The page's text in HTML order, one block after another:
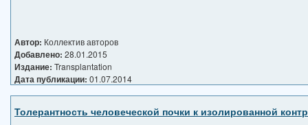
Автор: Коллектив авторов
Добавлено: 28.01.2015
Издание: Transplantation
Дата публикации: 01.07.2014
Толерантность человеческой почки к изолированной